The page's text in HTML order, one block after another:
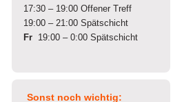
17:30 – 19:00 Offener Treff
19:00 – 21:00 Spätschicht
Fr 19:00 – 0:00 Spätschicht
Sonst noch wichtig: